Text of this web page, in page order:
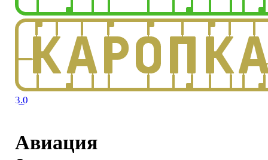
3.0
Авиация